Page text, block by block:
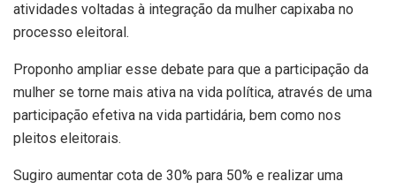
atividades voltadas à integração da mulher capixaba no
processo eleitoral.
Proponho ampliar esse debate para que a participação da
mulher se torne mais ativa na vida política, através de uma
participação efetiva na vida partidária, bem como nos
pleitos eleitorais.
Sugiro aumentar cota de 30% para 50% e realizar uma